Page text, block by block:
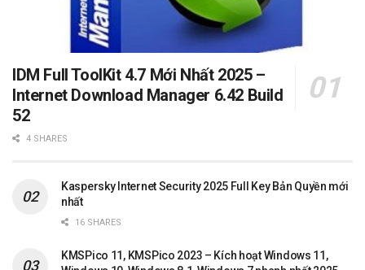
IDM Full ToolKit 4.7 Mới Nhất 2025 –
Internet Download Manager 6.42 Build
52
4 SHARES
Kaspersky Internet Security 2025 Full Key Bản Quyền mới
nhất
16 SHARES
KMSPico 11, KMSPico 2023 – Kích hoạt Windows 11,